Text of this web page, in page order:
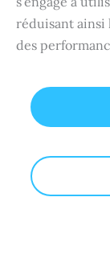
réduisant ainsi
des